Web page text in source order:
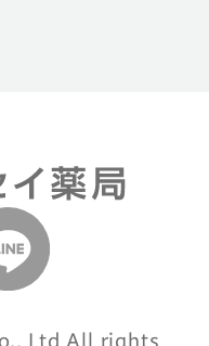
Ltd All rights